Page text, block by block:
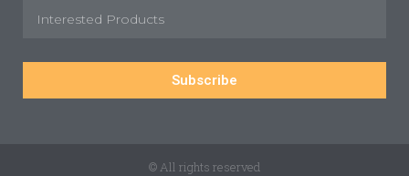
Subscribe
© All rights reserved